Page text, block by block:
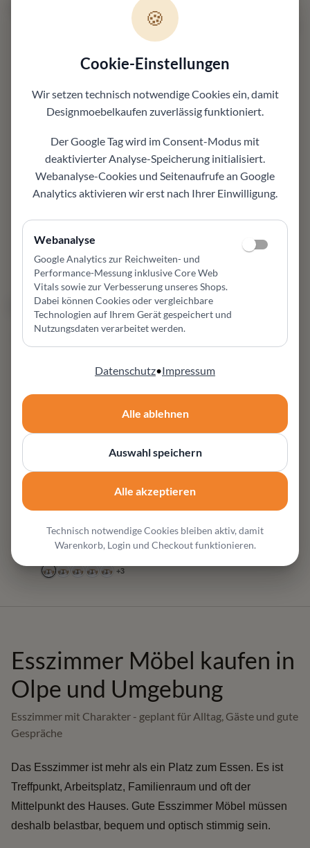
Permesso Sitzbank
Girsberger Permesso
Diningsofa mit
Donna. Schweizer Design,
verschiedene Größen. Jetzt
bei Möbel Zeppenfeld!
2.629,00 €
2.379,00 €*¹
+23
kleiner Ausziehtisch
Jade aus knorriger Eiche
massiv, 120-160x85 cm.
Ausziehbarer Esstisch,
handgefertigt in
Deutschland. Jetzt bei
*¹
40 Werktage
Runder Massivholz-
Esstisch von Scholtissek mit
Auszug. Hochwertig,
handgefertigt & nachhaltig.
Eiche oder Nussbaum –
3.144,00 €*¹
2.733,00 €*¹
+3
Esszimmer Möbel kaufen in
Olpe und Umgebung
Esszimmer mit Charakter - geplant für Alltag, Gäste und gute
Gespräche
Das Esszimmer ist mehr als ein Platz zum Essen. Es ist
Treffpunkt, Arbeitsplatz, Familienraum und oft der
Mittelpunkt des Hauses. Gute Esszimmer Möbel müssen
deshalb belastbar, bequem und optisch stimmig sein.
🍪
Cookie-Einstellungen
Wir setzen technisch notwendige Cookies ein, damit
Designmoebelkaufen zuverlässig funktioniert.
Der Google Tag wird im Consent-Modus mit
deaktivierter Analyse-Speicherung initialisiert.
Webanalyse-Cookies und Seitenaufrufe an Google
Analytics aktivieren wir erst nach Ihrer Einwilligung.
Webanalyse
Google Analytics zur Reichweiten- und
Performance-Messung inklusive Core Web
Vitals sowie zur Verbesserung unseres Shops.
Dabei können Cookies oder vergleichbare
Technologien auf Ihrem Gerät gespeichert und
Nutzungsdaten verarbeitet werden.
Datenschutz•Impressum
Alle ablehnen
Auswahl speichern
Alle akzeptieren
Technisch notwendige Cookies bleiben aktiv, damit
Warenkorb, Login und Checkout funktionieren.